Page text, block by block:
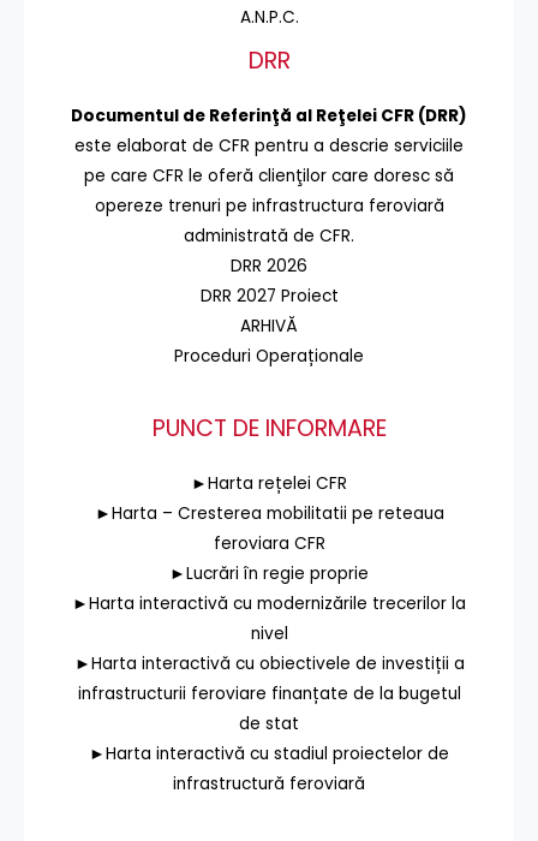
A.N.P.C.
DRR
Documentul de Referinţă al Reţelei CFR (DRR)
este elaborat de CFR pentru a descrie serviciile
pe care CFR le oferă clienţilor care doresc să
opereze trenuri pe infrastructura feroviară
administrată de CFR.
DRR 2026
DRR 2027 Proiect
ARHIVĂ
Proceduri Operaționale
PUNCT DE INFORMARE
►Harta rețelei CFR
►Harta – Cresterea mobilitatii pe reteaua
feroviara CFR
►Lucrări în regie proprie
►Harta interactivă cu modernizările trecerilor la
nivel
►Harta interactivă cu obiectivele de investiții a
infrastructurii feroviare finanțate de la bugetul
de stat
►Harta interactivă cu stadiul proiectelor de
infrastructură feroviară